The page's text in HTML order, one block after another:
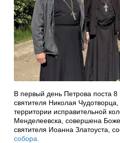
В первый день Петрова поста
святителя Николая
территории исправительной
Менделеевска, совершена
святителя Иоанна Златоуста,
собора.